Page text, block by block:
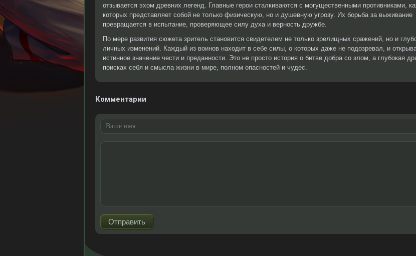
отзывается эхом древних легенд. Главные герои сталкиваются с могущественными противниками,
которых представляет собой не только физическую, но и душевную угрозу. Их борьба за выживание
превращается в испытание, проверяющее силу духа и верность дружбе.
По мере развития сюжета зритель становится свидетелем не только зрелищных сражений, но и
личных изменений. Каждый из воинов находит в себе силы, о которых даже не подозревал, и
истинное значение чести и преданности. Это не просто история о битве добра со злом, а глубокая
поисках себя и смысла жизни в мире, полном опасностей и чудес.
Комментарии